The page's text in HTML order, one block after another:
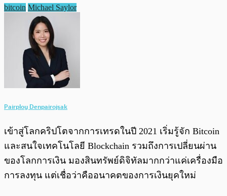
bitcoin Michael Saylor
Pairploy Denpairojsak
เข้าสู่โลกคริปโตจากการเทรดในปี 2021 เริ่มรู้จัก Bitcoin
และสนใจเทคโนโลยี Blockchain รวมถึงการเปลี่ยนผ่าน
ของโลกการเงิน มองสินทรัพย์ดิจิทัลมากกว่าแค่เครื่องมือ
การลงทุน แต่เชื่อว่าคืออนาคตของการเงินยุคใหม่